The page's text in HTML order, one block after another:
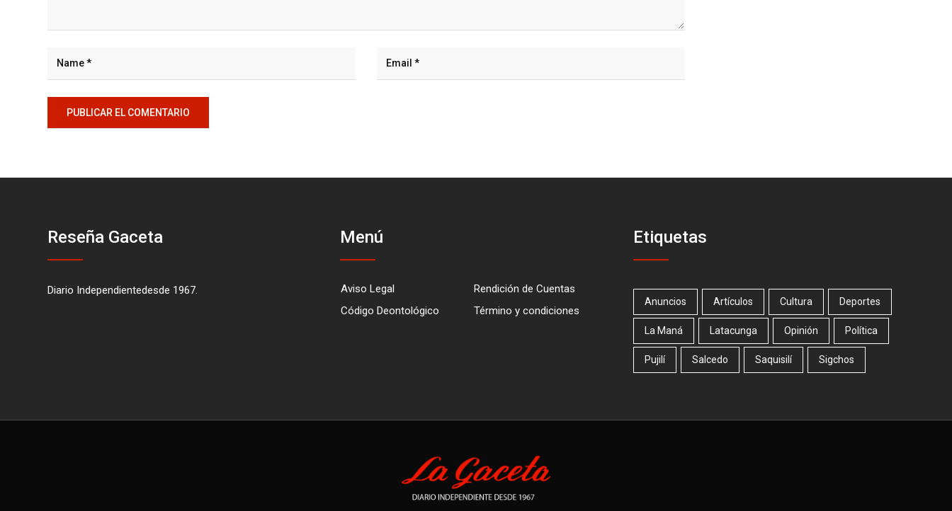
Reseña Gaceta
Diario Independientedesde 1967.
Menú
Aviso Legal
Rendición de Cuentas
Código Deontológico
Término y condiciones
Etiquetas
Anuncios Artículos Cultura Deportes
La Maná Latacunga Opinión Política
Pujilí Salcedo Saquisilí Sigchos